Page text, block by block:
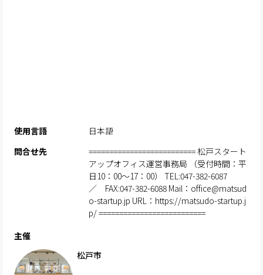
使用言語
日本語
問合せ先
========================== 松戸スタート
アップオフィス運営事務局 （受付時間：平
日10：00～17：00） TEL:047-382-6087
／ FAX:047-382-6088 Mail：office@matsud
o-startup.jp URL：https://matsudo-startup.j
p/ ==========================
主催
松戸市